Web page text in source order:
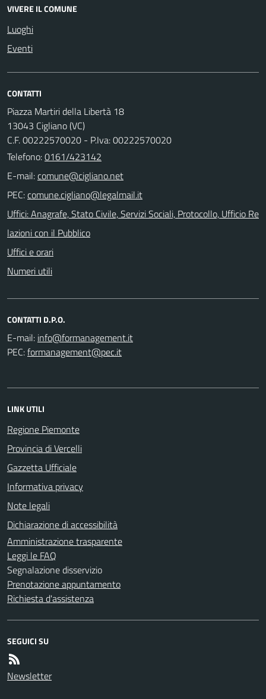
VIVERE IL COMUNE
Luoghi
Eventi
CONTATTI
Piazza Martiri della Libertà 18
13043 Cigliano (VC)
C.F. 00222570020 - P.Iva: 00222570020
Telefono:0161/423142
E-mail:
PEC:
Uffici: Anagrafe, Stato Civile, Servizi Sociali, Protocollo, Ufficio Re
lazioni con il Pubblico
Uffici e orari
Numeri utili
CONTATTI D.P.O.
E-mail:
PEC:
LINK UTILI
Regione Piemonte
Provincia di Vercelli
Gazzetta Ufficiale
Informativa privacy
Note legali
Dichiarazione di accessibilità
Amministrazione trasparente
Leggi le FAQ
Segnalazione disservizio
Prenotazione appuntamento
Richiesta d'assistenza
SEGUICI SU
Newsletter